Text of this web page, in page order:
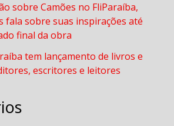
sobre Camões no FliParaíba,
sobre suas inspirações até
final da obra
tem lançamento de livros e
escritores e leitores